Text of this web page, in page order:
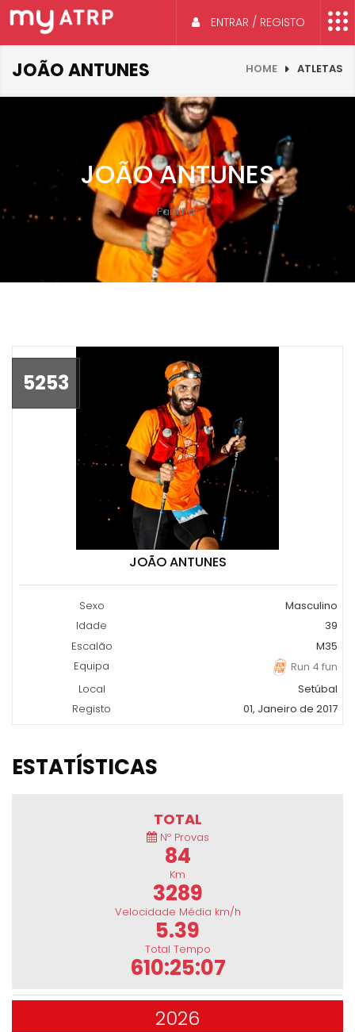
ENTRAR / REGISTO
JOÃO ANTUNES HOME ATLETAS
JOÃO ANTUNES
Partilhar
5253
JOÃO ANTUNES
Sexo
Masculino
Idade
39
Escalão
M35
Equipa
Run 4 fun
Local
Setúbal
Registo
01, Janeiro de 2017
ESTATÍSTICAS
TOTAL
Nº Provas
84
Km
3289
Velocidade Média km/h
5.39
Total Tempo
610:25:07
2026